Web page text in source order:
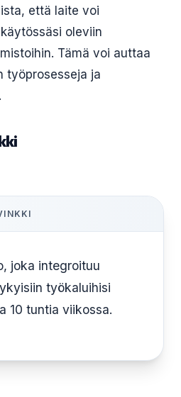
että laite voi
oleviin
Tämä voi auttaa
työprosesseja ja
joka integroituu
työkaluihisi
10 tuntia viikossa.